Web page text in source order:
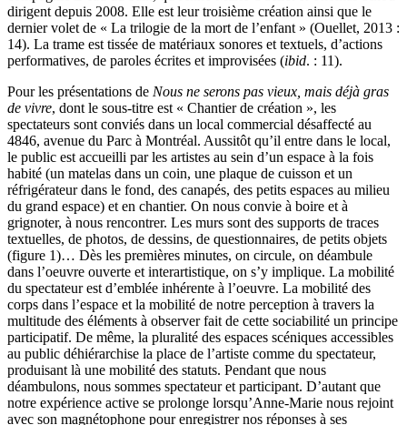
dirigent depuis 2008. Elle est leur troisième création ainsi que le
dernier volet de « La trilogie de la mort de l’enfant » (Ouellet, 2013 :
14). La trame est tissée de matériaux sonores et textuels, d’actions
performatives, de paroles écrites et improvisées (ibid. : 11).
Pour les présentations de Nous ne serons pas vieux, mais déjà gras
de vivre, dont le sous-titre est « Chantier de création », les
spectateurs sont conviés dans un local commercial désaffecté au
4846, avenue du Parc à Montréal. Aussitôt qu’il entre dans le local,
le public est accueilli par les artistes au sein d’un espace à la fois
habité (un matelas dans un coin, une plaque de cuisson et un
réfrigérateur dans le fond, des canapés, des petits espaces au milieu
du grand espace) et en chantier. On nous convie à boire et à
grignoter, à nous rencontrer. Les murs sont des supports de traces
textuelles, de photos, de dessins, de questionnaires, de petits objets
(figure 1)… Dès les premières minutes, on circule, on déambule
dans l’oeuvre ouverte et interartistique, on s’y implique. La mobilité
du spectateur est d’emblée inhérente à l’oeuvre. La mobilité des
corps dans l’espace et la mobilité de notre perception à travers la
multitude des éléments à observer fait de cette sociabilité un principe
participatif. De même, la pluralité des espaces scéniques accessibles
au public déhiérarchise la place de l’artiste comme du spectateur,
produisant là une mobilité des statuts. Pendant que nous
déambulons, nous sommes spectateur et participant. D’autant que
notre expérience active se prolonge lorsqu’Anne-Marie nous rejoint
avec son magnétophone pour enregistrer nos réponses à ses